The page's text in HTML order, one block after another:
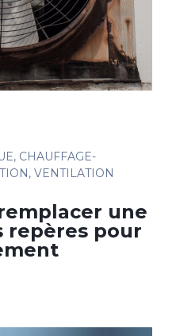
, CHAUFFAGE-
, VENTILATION
une
repères pour